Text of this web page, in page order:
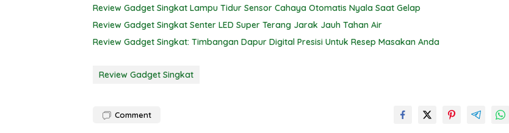
Review Gadget Singkat Lampu Tidur Sensor Cahaya Otomatis Nyala Saat Gelap
Review Gadget Singkat Senter LED Super Terang Jarak Jauh Tahan Air
Review Gadget Singkat: Timbangan Dapur Digital Presisi Untuk Resep Masakan Anda
Review Gadget Singkat
Comment